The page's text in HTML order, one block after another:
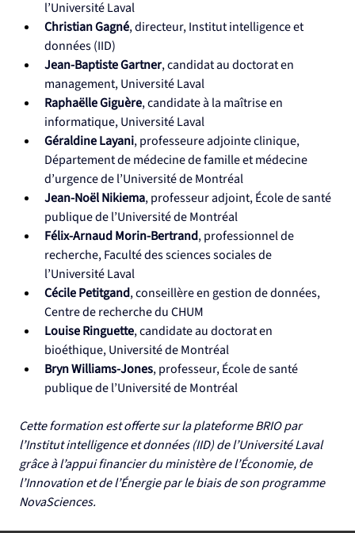
l’Université Laval
Christian Gagné, directeur, Institut intelligence et
données (IID)
Jean-Baptiste Gartner, candidat au doctorat en
management, Université Laval
Raphaëlle Giguère, candidate à la maîtrise en
informatique, Université Laval
Géraldine Layani, professeure adjointe clinique,
Département de médecine de famille et médecine
d’urgence de l’Université de Montréal
Jean-NoëlNikiema, professeur adjoint, École de santé
publique de l’Université de Montréal
Félix-Arnaud Morin-Bertrand, professionnel de
recherche, Faculté des sciences sociales de
l’Université Laval
Cécile Petitgand, conseillère en gestion de données,
Centre de recherche du CHUM
Louise Ringuette, candidate au doctorat en
bioéthique, Université de Montréal
Bryn Williams-Jones, professeur, École de santé
publique de l’Université de Montréal
Cette formation est offerte sur la plateforme BRIO par
l’Institut intelligence et données (IID) de l’Université Laval
grâce à l’appui financier du ministère de l’Économie, de
l’Innovation et de l’Énergie par le biais de son programme
NovaSciences.